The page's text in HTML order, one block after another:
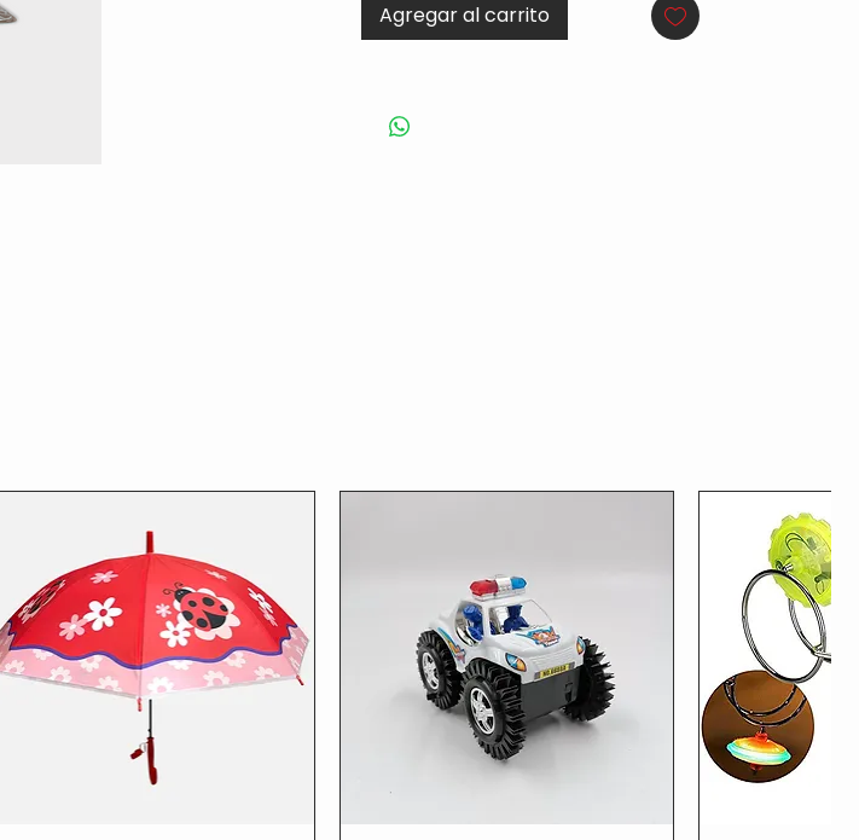
Agregar al carrito